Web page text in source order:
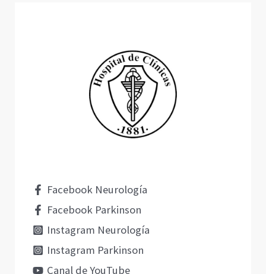
Facebook Neurología
Facebook Parkinson
Instagram Neurología
Instagram Parkinson
Canal de YouTube